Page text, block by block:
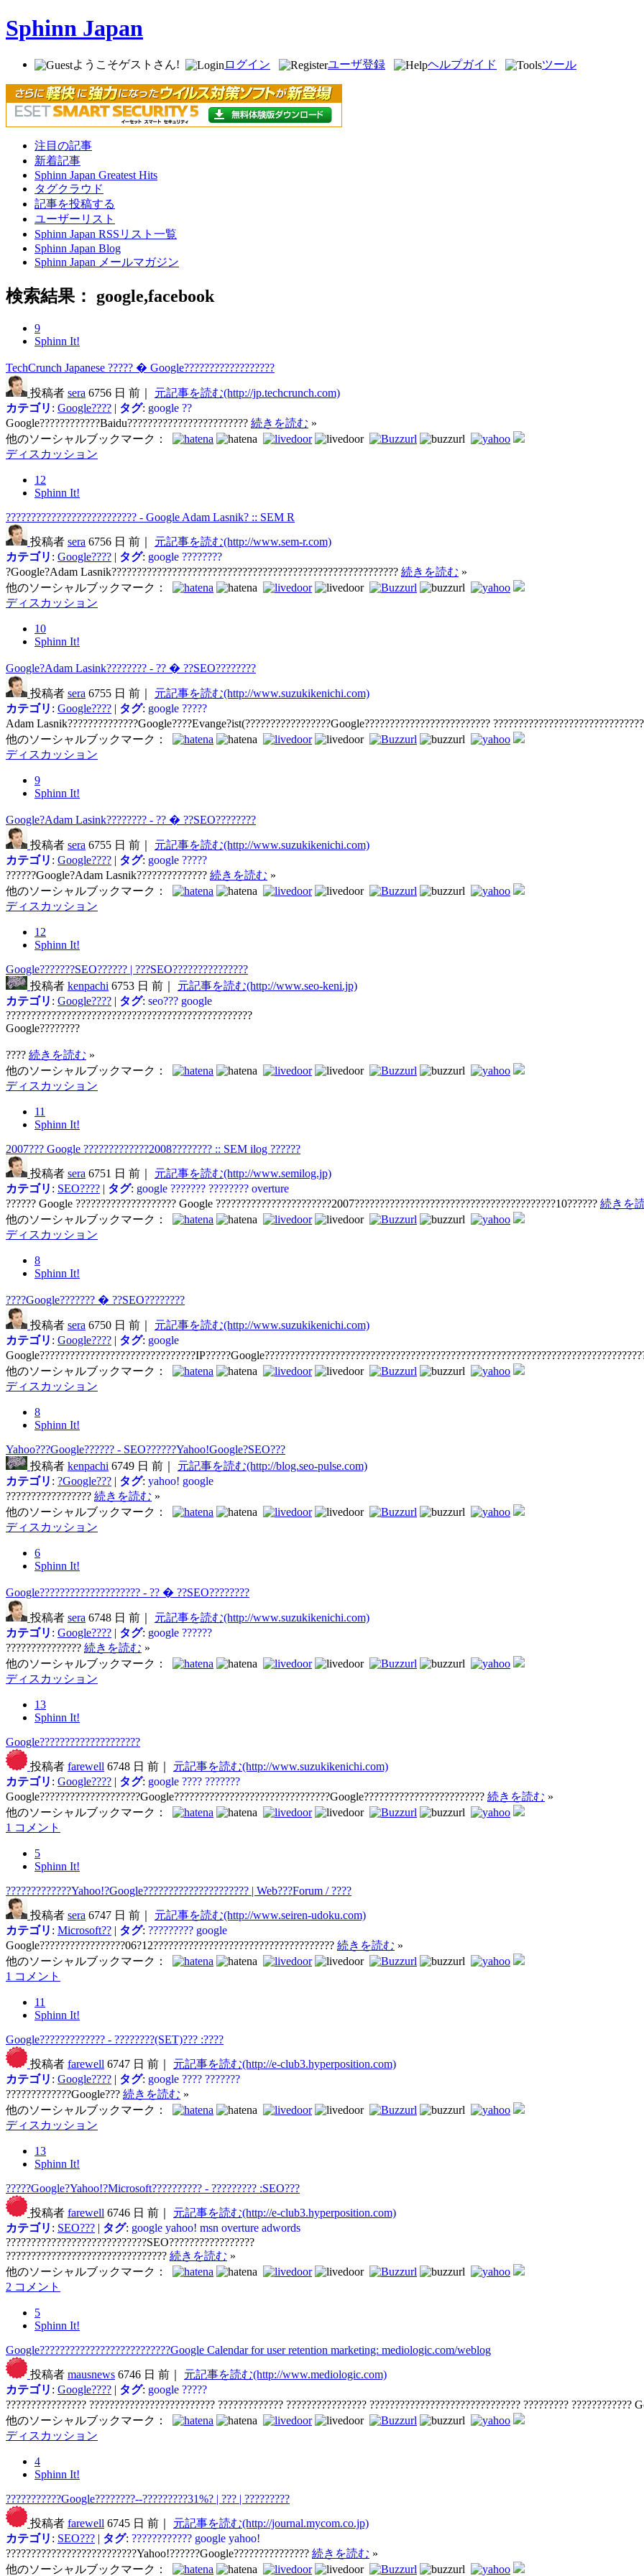
Sphinn Japan
ようこそゲストさん! ログイン ユーザ登録 ヘルプガイド ツール
注目の記事
新着記事
Sphinn Japan Greatest Hits
タグクラウド
記事を投稿する
ユーザーリスト
Sphinn Japan RSSリスト一覧
Sphinn Japan Blog
Sphinn Japan メールマガジン
検索結果： google,facebook
9
Sphinn It!
TechCrunch Japanese ????? � Google??????????????????
投稿者 sera 6756 日 前｜
元記事を読む(http://jp.techcrunch.com)
カテゴリ : Google???? | タグ: google ??
Google????????????Baidu???????????????????????? 続きを読む »
他のソーシャルブックマーク：
ディスカッション
12
Sphinn It!
?????????????????????????? - Google Adam Lasnik? :: SEM R
投稿者 sera 6756 日 前｜
元記事を読む(http://www.sem-r.com)
カテゴリ : Google???? | タグ: google ????????
?Google?Adam Lasnik????????????????????????????????????????????????????????? 続きを読む »
他のソーシャルブックマーク：
ディスカッション
10
Sphinn It!
Google?Adam Lasink???????? - ?? � ??SEO????????
投稿者 sera 6755 日 前｜
元記事を読む(http://www.suzukikenichi.com)
カテゴリ : Google???? | タグ: google ?????
Adam Lasnik??????????????Google????Evange?ist(?????????????????Google?????????????????????????
他のソーシャルブックマーク：
ディスカッション
9
Sphinn It!
Google?Adam Lasink???????? - ?? � ??SEO????????
投稿者 sera 6755 日 前｜
元記事を読む(http://www.suzukikenichi.com)
カテゴリ : Google???? | タグ: google ?????
??????Google?Adam Lasnik?????????????? 続きを読む »
他のソーシャルブックマーク：
ディスカッション
12
Sphinn It!
Google???????SEO?????? | ???SEO???????????????
投稿者 kenpachi 6753 日 前｜
元記事を読む(http://www.seo-keni.jp)
カテゴリ : Google???? | タグ: seo??? google
?????????????????????????????????????????????????
Google????????
???? 続きを読む »
他のソーシャルブックマーク：
ディスカッション
11
Sphinn It!
2007??? Google ?????????????2008???????? :: SEM ilog ??????
投稿者 sera 6751 日 前｜
元記事を読む(http://www.semilog.jp)
カテゴリ : SEO???? | タグ: google ??????? ???????? overture
?????? Google ???????????????????? Google ???????????????????????2007????????????????????????????????????????10?????? 続きを
他のソーシャルブックマーク：
ディスカッション
8
Sphinn It!
????Google??????? � ??SEO????????
投稿者 sera 6750 日 前｜
元記事を読む(http://www.suzukikenichi.com)
カテゴリ : Google???? | タグ: google
他のソーシャルブックマーク：
ディスカッション
8
Sphinn It!
Yahoo???Google?????? - SEO??????Yahoo!Google?SEO???
投稿者 kenpachi 6749 日 前｜
元記事を読む(http://blog.seo-pulse.com)
カテゴリ : ?Google??? | タグ: yahoo! google
????????????????? 続きを読む »
他のソーシャルブックマーク：
ディスカッション
6
Sphinn It!
Google???????????????????? - ?? � ??SEO????????
投稿者 sera 6748 日 前｜
元記事を読む(http://www.suzukikenichi.com)
カテゴリ : Google???? | タグ: google ??????
??????????????? 続きを読む »
他のソーシャルブックマーク：
ディスカッション
13
Sphinn It!
Google????????????????????
投稿者 farewell 6748 日 前｜
元記事を読む(http://www.suzukikenichi.com)
カテゴリ : Google???? | タグ: google ???? ???????
Google????????????????????Google???????????????????????????????Google???????????????????????? 続きを読む »
他のソーシャルブックマーク：
1 コメント
5
Sphinn It!
?????????????Yahoo!?Google????????????????????? | Web???Forum / ????
投稿者 sera 6747 日 前｜
元記事を読む(http://www.seiren-udoku.com)
カテゴリ : Microsoft?? | タグ: ????????? google
Google?????????????????06?12???????????????????????????????????? 続きを読む »
他のソーシャルブックマーク：
1 コメント
11
Sphinn It!
Google????????????? - ????????(SET)??? :????
投稿者 farewell 6747 日 前｜
元記事を読む(http://e-club3.hyperposition.com)
カテゴリ : Google???? | タグ: google ???? ???????
?????????????Google??? 続きを読む »
他のソーシャルブックマーク：
ディスカッション
13
Sphinn It!
?????Google?Yahoo!?Microsoft?????????? - ????????? :SEO???
投稿者 farewell 6746 日 前｜
元記事を読む(http://e-club3.hyperposition.com)
カテゴリ : SEO??? | タグ: google yahoo! msn overture adwords
????????????????????????????SEO?????????????????
???????????????????????????????? 続きを読む »
他のソーシャルブックマーク：
2 コメント
5
Sphinn It!
Google??????????????????????????Google Calendar for user retention marketing: mediologic.com/weblog
投稿者 mausnews 6746 日 前｜
元記事を読む(http://www.mediologic.com)
カテゴリ : Google???? | タグ: google ?????
???????????????? ????????????????????????? ????????????? ???????????????? ?????????????????????????????? ????????? ????????????
他のソーシャルブックマーク：
ディスカッション
4
Sphinn It!
???????????Google????????--?????????31%? | ??? | ?????????
投稿者 farewell 6745 日 前｜
元記事を読む(http://journal.mycom.co.jp)
カテゴリ : SEO??? | タグ: ???????????? google yahoo!
??????????????????????????Yahoo!??????Google??????????????? 続きを読む »
他のソーシャルブックマーク：